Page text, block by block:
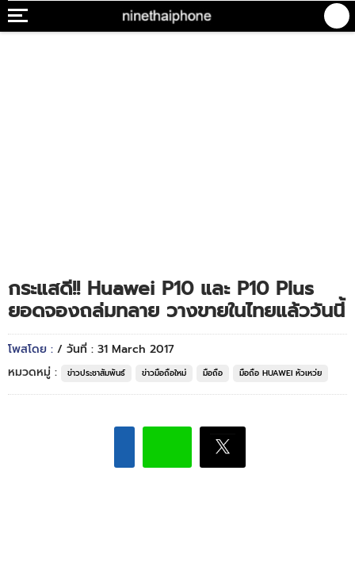
กระแสดี!! Huawei P10 และ P10 Plus
ยอดจองถล่มทลาย วางขายในไทยแล้ววันนี้
โพสโดย : / วันที่ : 31 March 2017
หมวดหมู่ :
ข่าวประชาสัมพันธ์ ข่าวมือถือใหม่ มือถือ มือถือ HUAWEI หัวเหว่ย